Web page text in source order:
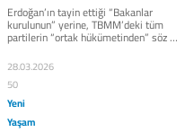
Erdoğan’ın tayin ettiği “Bakanlar
kurulunun” yerine, TBMM’deki tüm
partilerin “ortak hükümetinden” söz
ettiğim yazılarım, doğal...
28.03.2026
50
Yeni
Yaşam